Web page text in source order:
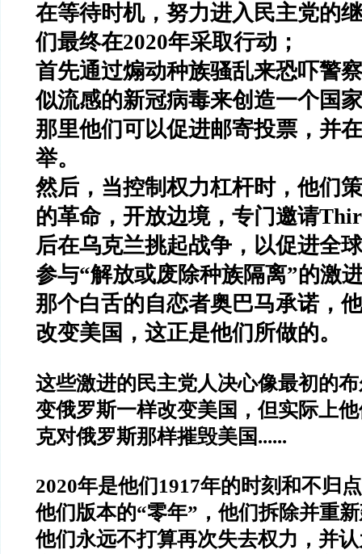
在等待时机，努力进入民主党的
们最终在2020年采取行动；
首先通过煽动种族骚乱来恐吓警
似流感的新冠病毒来创造一个国
那里他们可以促进邮寄投票，并
举。
然后，当控制权力杠杆时，他们
的革命，开放边境，专门邀请
后在乌克兰挑起战争，以促进全
参与“解放或废除种族隔离”的激
那个白舌的自恋者奥巴马承诺，
改变美国，这正是他们所做的。
这些激进的民主党人决心像最初的
变俄罗斯一样改变美国，但实际上
克对俄罗斯那样摧毁美国......
2020年是他们 1917年的时刻和不归
他们版本的“零年” ，他们拆除并重
他们永远不打算再次失去权力，并